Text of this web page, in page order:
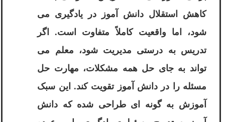
کاهش استقلال دانش آموز در یادگیری می
شود، اما واقعیت کاملاً متفاوت است. اگر
تدریس به درستی مدیریت شود، معلم می
تواند به جای حل همه مشکلات، مهارت حل
مسئله را در دانش آموز تقویت کند. این سبک
آموزش به گونه ای طراحی شده که دانش